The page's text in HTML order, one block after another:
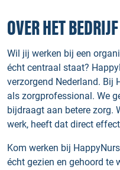
OVER HET BEDRIJF
Wil jij werken bij een
écht centraal staat?
verzorgend Nederland. Bij
als zorgprofessional. We
bijdraagt aan betere zorg.
werk, heeft dat direct
Kom werken bij
écht gezien en gehoord te